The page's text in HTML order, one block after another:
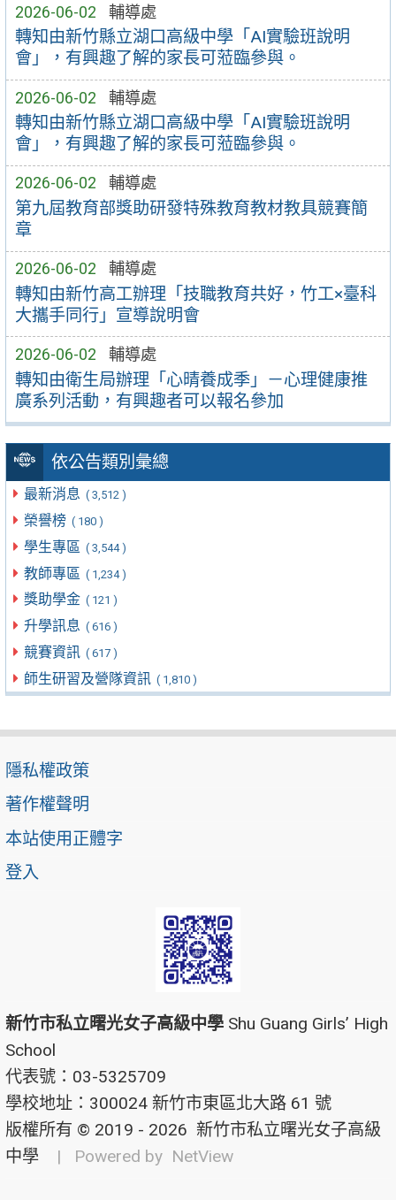
2026-06-02 輔導處
轉知由新竹縣立湖口高級中學「AI實驗班說明
會」，有興趣了解的家長可蒞臨參與。
2026-06-02 輔導處
轉知由新竹縣立湖口高級中學「AI實驗班說明
會」，有興趣了解的家長可蒞臨參與。
2026-06-02 輔導處
第九屆教育部獎助研發特殊教育教材教具競賽簡
章
2026-06-02 輔導處
轉知由新竹高工辦理「技職教育共好，竹工×臺科
大攜手同行」宣導說明會
2026-06-02 輔導處
轉知由衛生局辦理「心晴養成季」－心理健康推
廣系列活動，有興趣者可以報名參加
依公告類別彙總
最新消息 ( 3,512 )
榮譽榜 ( 180 )
學生專區 ( 3,544 )
教師專區 ( 1,234 )
獎助學金 ( 121 )
升學訊息 ( 616 )
競賽資訊 ( 617 )
師生研習及營隊資訊 ( 1,810 )
隱私權政策
著作權聲明
本站使用正體字
登入
新竹市私立曙光女子高級中學 Shu Guang Girls’ High
School
代表號：03-5325709
學校地址：300024 新竹市東區北大路 61 號
版權所有 © 2019 - 2026 新竹市私立曙光女子高級
中學
| Powered by NetView